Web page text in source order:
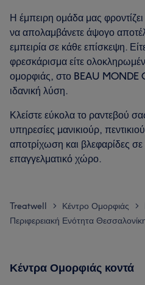
Η έμπειρη ομάδα μας
να απολαμβάνετε άψογο
εμπειρία σε κάθε επίσκεψη.
φρεσκάρισμα είτε
ομορφιάς, στο BEAU MONDE
ιδανική λύση.
Κλείστε εύκολα το ραντεβού
υπηρεσίες μανικιούρ,
αποτρίχωση και βλεφαρίδες σε
επαγγελματικό χώρο.
Treatwell > Κέντρο Ομορφιάς >
Περιφερειακή Ενότητα
Κέντρα Ομορφιάς κοντά